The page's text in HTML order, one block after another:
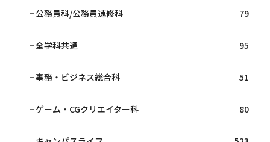
公務員科/公務員速修科 79
全学科共通 95
事務・ビジネス総合科 51
ゲーム・CGクリエイター科 80